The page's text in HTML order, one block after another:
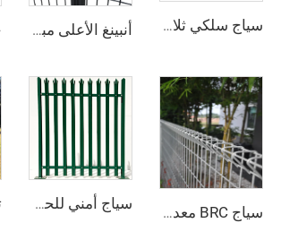
سياج سلكي ثلاثي الأبعاد للاستخدام المنزلي، سياج سلكي ملحوم متعرج أنبينغ الأعلى مبيعًا سياج شبكي ملحوم مزخرف مطلي بـ PVC ألواح سياج أمنية ثلاثية الأبعاد أسعار المصنع
سياج BRC معدني مغلفن ومطلي بـ PVC على شكل قمة ملتفة، سياج مضاد للتسلق، بوابة سياج مغلفنة مطروحة على شكل مثلث، سنغافورة
سياج أمني للحدود الخارجية سياج معدني مُغطّى بطبقة من مادة PVC سياج معدني قوي ومتين سياج شبكي وأبواب من الصلب تُستخدم يوميًا